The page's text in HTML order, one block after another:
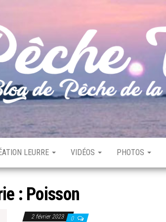
LEURRE VIDÉOS PHOTOS
: Poisson
2 février 2023 0